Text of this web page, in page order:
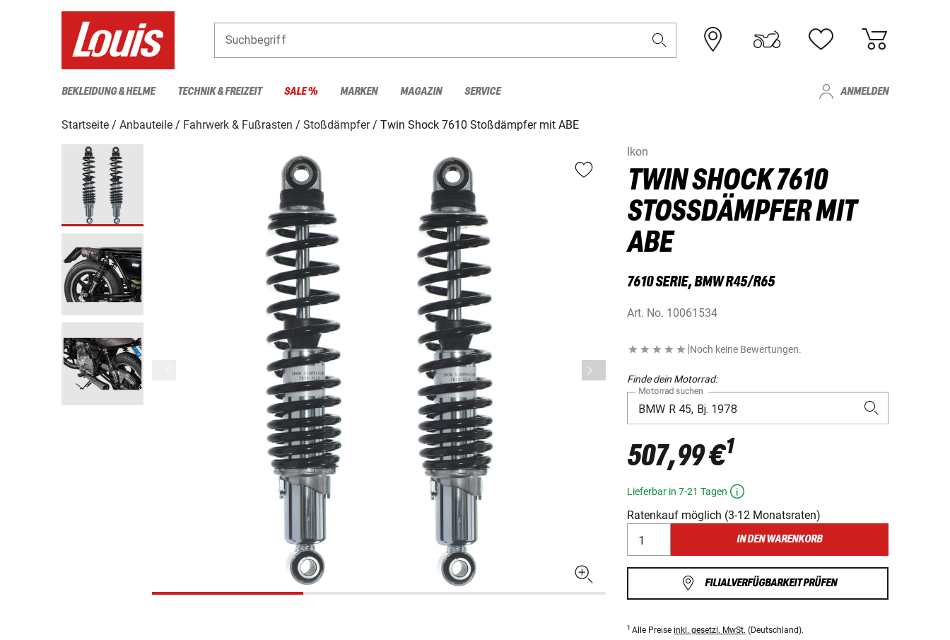
Suchbegriff
BEKLEIDUNG & HELME TECHNIK & FREIZEIT SALE % MARKEN MAGAZIN SERVICE ANMELDEN
Startseite Anbauteile Fahrwerk & Fußrasten Stoßdämpfer
Twin Shock 7610 Stoßdämpfer mit ABE
Ikon
TWIN SHOCK 7610
STOSSDÄMPFER MIT A
BE
7610 SERIE, BMW R45/R65
Art. No. 10061534
|Noch keine Bewertungen.
Finde dein Motorrad:
Motorrad suchen
507,99 €1
Lieferbar in 7-21 Tagen
Ratenkauf möglich (3-12 Monatsraten)
IN DEN WARENKORB
FILIALVERFÜGBARKEIT PRÜFEN
1 Alle Preise inkl. gesetzl. MwSt. (Deutschland).